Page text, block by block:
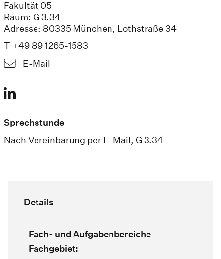
Fakultät 05
Raum: G 3.34
Adresse: 80335 München, Lothstraße 34
T +49 89 1265-1583
E-Mail
Sprechstunde
Nach Vereinbarung per E-Mail, G 3.34
Details
Fach- und Aufgabenbereiche
Fachgebiet: